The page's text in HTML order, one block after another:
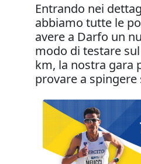
Entrando nei
abbiamo tutte le
avere a Darfo un
modo di testare
km, la nostra gara
provare a spingere